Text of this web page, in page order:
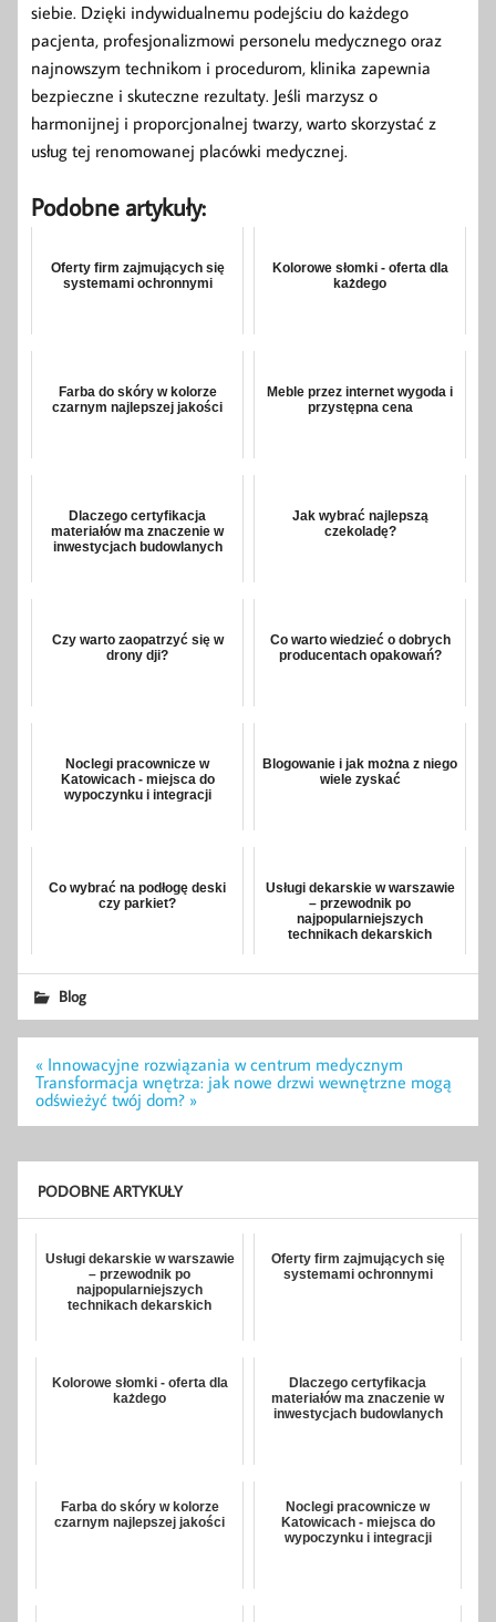
siebie. Dzięki indywidualnemu podejściu do każdego
pacjenta, profesjonalizmowi personelu medycznego oraz
najnowszym technikom i procedurom, klinika zapewnia
bezpieczne i skuteczne rezultaty. Jeśli marzysz o
harmonijnej i proporcjonalnej twarzy, warto skorzystać z
usług tej renomowanej placówki medycznej.
Podobne artykuły:
Oferty firm zajmujących się
systemami ochronnymi
Kolorowe słomki - oferta dla
każdego
Farba do skóry w kolorze
czarnym najlepszej jakości
Meble przez internet wygoda i
przystępna cena
Dlaczego certyfikacja
materiałów ma znaczenie w
inwestycjach budowlanych
Jak wybrać najlepszą
czekoladę?
Czy warto zaopatrzyć się w
drony dji?
Co warto wiedzieć o dobrych
producentach opakowań?
Noclegi pracownicze w
Katowicach - miejsca do
wypoczynku i integracji
Blogowanie i jak można z niego
wiele zyskać
Co wybrać na podłogę deski
czy parkiet?
Usługi dekarskie w warszawie
– przewodnik po
najpopularniejszych
technikach dekarskich
Blog
Nawigacja
wpisu
« Innowacyjne rozwiązania w centrum medycznym
Transformacja wnętrza: jak nowe drzwi wewnętrzne mogą
odświeżyć twój dom? »
PODOBNE ARTYKUŁY
Usługi dekarskie w warszawie
– przewodnik po
najpopularniejszych
technikach dekarskich
Oferty firm zajmujących się
systemami ochronnymi
Kolorowe słomki - oferta dla
każdego
Dlaczego certyfikacja
materiałów ma znaczenie w
inwestycjach budowlanych
Farba do skóry w kolorze
czarnym najlepszej jakości
Noclegi pracownicze w
Katowicach - miejsca do
wypoczynku i integracji